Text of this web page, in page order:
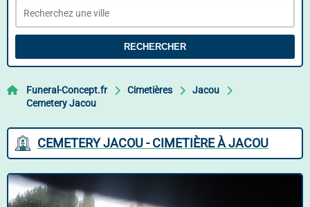
RECHERCHER
Funeral-Concept.fr Cimetières
Jacou
Cemetery Jacou
CEMETERY JACOU - CIMETIÈRE À JACOU